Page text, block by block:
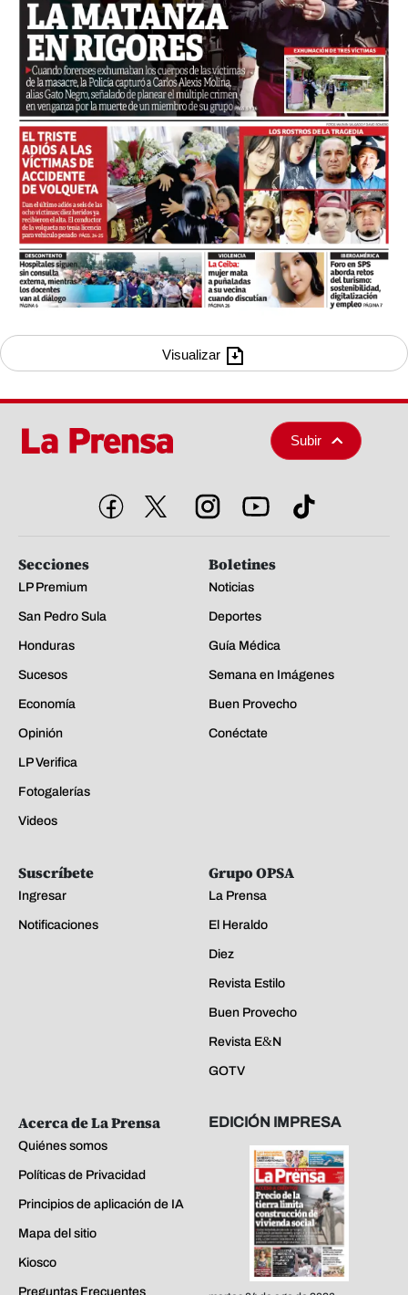
Visualizar
Subir
Secciones
LP Premium
San Pedro Sula
Honduras
Sucesos
Economía
Opinión
LP Verifica
Fotogalerías
Videos
Boletines
Noticias
Deportes
Guía Médica
Semana en Imágenes
Buen Provecho
Conéctate
Suscríbete
Ingresar
Notificaciones
Grupo OPSA
La Prensa
El Heraldo
Diez
Revista Estilo
Buen Provecho
Revista E&N
GOTV
Acerca de La Prensa
Quiénes somos
Políticas de Privacidad
Principios de aplicación de IA
Mapa del sitio
Kiosco
Preguntas Frecuentes
EDICIÓN IMPRESA